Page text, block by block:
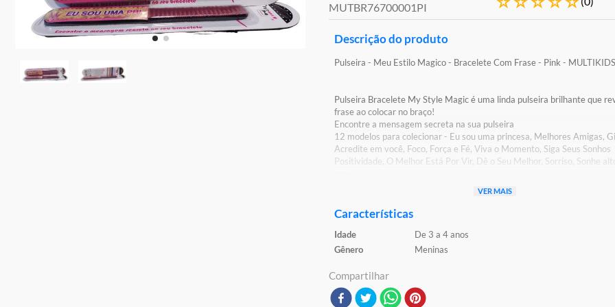
MUTBR76700001PI
Descrição do produto
Pulseira - Meu Estilo Magico - Bracelete Com Frase - Pink - MULTIKIDS
Pulseira Bracelete My Style Magic é uma linda pulseira brilhante que
frase ao colocar no braço!
Encontre a mensagem secreta na sua pulseira
12 modelos para colecionar - Eu sou uma princesa, Melhores Amigas,
Acredite em você, Foco, Força e Fé, Viva o Momento, Siga Seus Sonhos
Positividade, O Melhor Está Por Vir, Dê o Seu Melhor, Sorriso, Sonhe
Certificação: Certificado Pelos Órgãos Autorizados - OCP`S(Organismos
Código De Certificação: CE-BRI/BRICS 00706-18 NM 300/2002 OCP
Conteúdo da Embalagem: 1 Pulseira Brilhante
Material/Composição: Plástico
Código de Barras: 7899838825212
VER MAIS
Características
Idade
De 3 a 4 anos
Gênero
Meninas
Compartilhar